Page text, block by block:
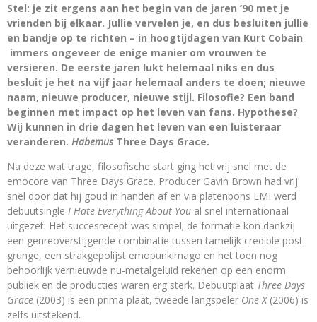
Stel: je zit ergens aan het begin van de jaren ’90 met je
vrienden bij elkaar. Jullie vervelen je, en dus besluiten jullie
en bandje op te richten – in hoogtijdagen van Kurt Cobain
immers ongeveer de enige manier om vrouwen te
versieren. De eerste jaren lukt helemaal niks en dus
besluit je het na vijf jaar helemaal anders te doen; nieuwe
naam, nieuwe producer, nieuwe stijl. Filosofie? Een band
beginnen met impact op het leven van fans. Hypothese?
Wij kunnen in drie dagen het leven van een luisteraar
veranderen. Habemus Three Days Grace.
Na deze wat trage, filosofische start ging het vrij snel met de
emocore van Three Days Grace. Producer Gavin Brown had vrij
snel door dat hij goud in handen af en via platenbons EMI werd
debuutsingle I Hate Everything About You al snel internationaal
uitgezet. Het succesrecept was simpel; de formatie kon dankzij
een genreoverstijgende combinatie tussen tamelijk credible post-
grunge, een strakgepolijst emopunkimago en het toen nog
behoorlijk vernieuwde nu-metalgeluid rekenen op een enorm
publiek en de producties waren erg sterk. Debuutplaat Three Days
Grace (2003) is een prima plaat, tweede langspeler One X (2006) is
zelfs uitstekend.